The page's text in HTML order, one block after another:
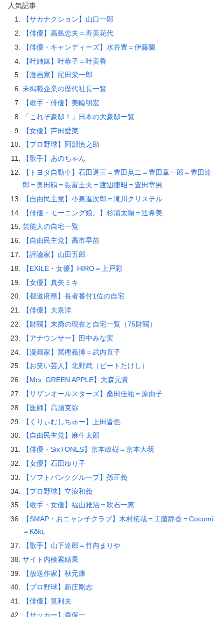
人気記事
【サカナクション】山口一郎
【俳優】高島忠夫＝寿美花代
【俳優・キャンディーズ】水谷豊＝伊藤蘭
【叶姉妹】叶恭子＝叶美香
【漫画家】尾田栄一郎
未掲載企業の歴代社長一覧
【歌手・俳優】美輪明宏
「これぞ豪邸！」日本の大豪邸一覧
【女優】芦田愛菜
【プロ野球】阿部慎之助
【歌手】あのちゃん
【トヨタ自動車】石田退三＝豊田英二＝豊田章一郎＝豊田達
郎＝奥田碩＝張富士夫＝渡辺捷昭＝豊田章男
【自由民主党】小泉進次郎＝滝川クリステル
【俳優・モーニング娘。】杉浦太陽＝辻希美
芸能人の自宅一覧
【自由民主党】高市早苗
【評論家】山田五郎
【EXILE・女優】HIRO＝上戸彩
【女優】真矢ミキ
【都道府県】長者番付1位の自宅
【俳優】大泉洋
【財閥】末裔の現在と自宅一覧（75財閥）
【アナウンサー】田中みな実
【漫画家】冨樫義博＝武内直子
【お笑い芸人】北野武（ビートたけし）
【Mrs. GREEN APPLE】大森元貴
【サザンオールスターズ】桑田佳祐＝原由子
【医師】高須克弥
【くりぃむしちゅー】上田晋也
【自由民主党】麻生太郎
【俳優・SixTONES】京本政樹＝京本大我
【女優】石田ゆり子
【ソフトバンクグループ】孫正義
【プロ野球】立浪和義
【歌手・女優】福山雅治＝吹石一恵
【SMAP・おニャン子クラブ】木村拓哉＝工藤静香＝Cocomi
＝Kōki,
【歌手】山下達郎＝竹内まりや
サイト内検索結果
【放送作家】秋元康
【プロ野球】新庄剛志
【俳優】筧利夫
【サッカー】森保一